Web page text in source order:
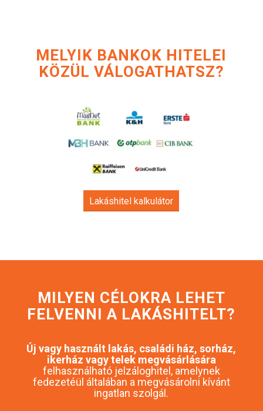
MELYIK BANKOK HITELEI
KÖZÜL VÁLOGATHATSZ?
Lakáshitel kalkulátor
MILYEN CÉLOKRA LEHET
FELVENNI A LAKÁSHITELT?
Új vagy használt lakás, családi ház, sorház,
ikerház vagy telek megvásárlására
felhasználható jelzáloghitel, amelynek
fedezetéül általában a megvásárolni kívánt
ingatlan szolgál.